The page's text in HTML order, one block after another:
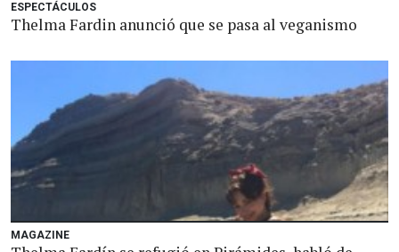
ESPECTÁCULOS
Thelma Fardin anunció que se pasa al veganismo
MAGAZINE